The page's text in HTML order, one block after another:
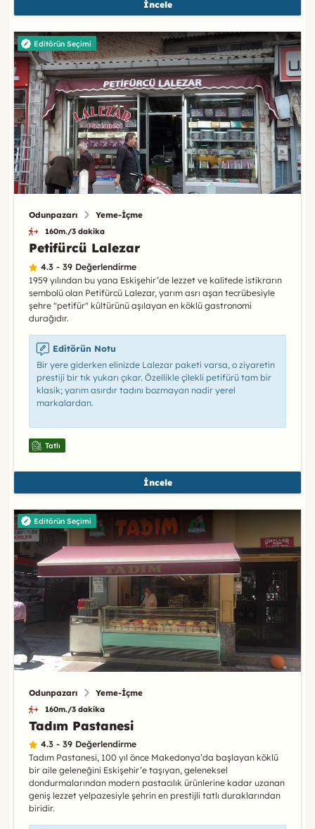
İncele
Editörün Seçimi
Odunpazarı Yeme-İçme
160m./3 dakika
Petifürcü Lalezar
4.3 - 39 Değerlendirme
1959 yılından bu yana Eskişehir’de lezzet ve kalitede istikrarın
sembolü olan Petifürcü Lalezar, yarım asrı aşan tecrübesiyle
şehre "petifür" kültürünü aşılayan en köklü gastronomi
durağıdır.
Editörün Notu
Bir yere giderken elinizde Lalezar paketi varsa, o ziyaretin
prestiji bir tık yukarı çıkar. Özellikle çilekli petifürü tam bir
klasik; yarım asırdır tadını bozmayan nadir yerel
markalardan.
Tatlı
İncele
Editörün Seçimi
Odunpazarı Yeme-İçme
160m./3 dakika
Tadım Pastanesi
4.3 - 39 Değerlendirme
Tadım Pastanesi, 100 yıl önce Makedonya’da başlayan köklü
bir aile geleneğini Eskişehir’e taşıyan, geleneksel
dondurmalarından modern pastacılık ürünlerine kadar uzanan
geniş lezzet yelpazesiyle şehrin en prestijli tatlı duraklarından
biridir.